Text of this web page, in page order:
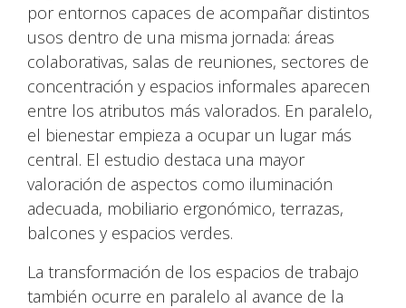
por entornos capaces de acompañar distintos
usos dentro de una misma jornada: áreas
colaborativas, salas de reuniones, sectores de
concentración y espacios informales aparecen
entre los atributos más valorados. En paralelo,
el bienestar empieza a ocupar un lugar más
central. El estudio destaca una mayor
valoración de aspectos como iluminación
adecuada, mobiliario ergonómico, terrazas,
balcones y espacios verdes.
La transformación de los espacios de trabajo
también ocurre en paralelo al avance de la